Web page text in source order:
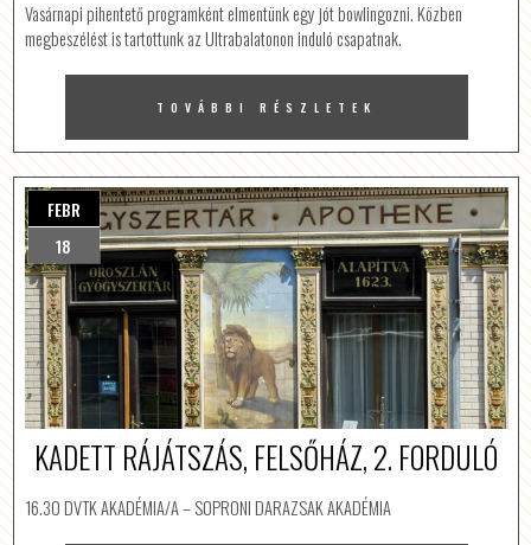
Vasárnapi pihentető programként elmentünk egy jót bowlingozni. Közben
megbeszélést is tartottunk az Ultrabalatonon induló csapatnak.
TOVÁBBI RÉSZLETEK
FEBR
18
KADETT RÁJÁTSZÁS, FELSŐHÁZ, 2. FORDULÓ
16.30 DVTK AKADÉMIA/A – SOPRONI DARAZSAK AKADÉMIA